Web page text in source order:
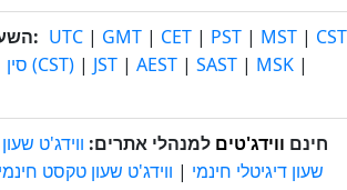
: UTC | GMT | CET | PST | MST | CST
סין (CST) | JST | AEST | SAST | MSK |
חינם ווידג'טים למנהלי אתרים: ווידג'ט
שעון דיגיטלי חינמי | ווידג'ט שעון טקסט חינמי